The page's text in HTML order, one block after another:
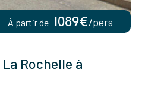
Rochelle à
À partir de 1089€/pers